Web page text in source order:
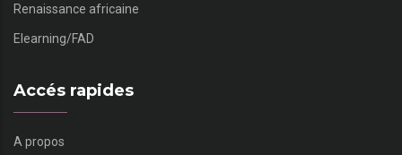
Renaissance africaine
Elearning/FAD
Accés rapides
A propos